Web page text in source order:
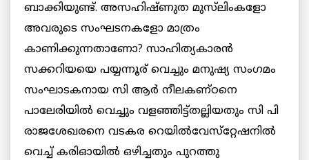
ബാക്കിയുണ്ട്. അസഹിഷ്ണുത മുസ്‌ലിംകളോ
അവരുടെ സംഘടനകളോ മാത്രം
കാണിക്കുന്നതാണോ? സാഹിത്യകാരന്‍
സക്കറിയയെ പയ്യന്നൂര് വെച്ചും മനുഷ്യ സംഗമം
സംഘാടകനായ സി ആര്‍ നീലകണ്ഠനെ
പാലേരിയില്‍ വെച്ചും വളഞ്ഞിട്ട്തല്ലിയതും സി പി
രാജശേഖരനെ വടകര റെയില്‍വേസ്‌റ്റേഷനില്‍
വെച്ച് കരിഓയില്‍ ഒഴിച്ചതും പുറത്തു